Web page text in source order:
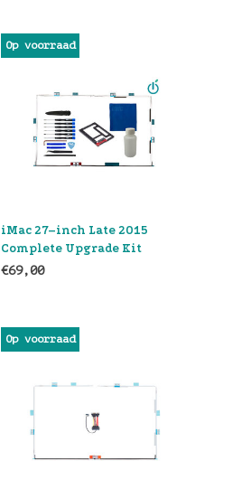
Op voorraad
iMac 27–inch Late 2015
Complete Upgrade Kit
€69,00
Op voorraad